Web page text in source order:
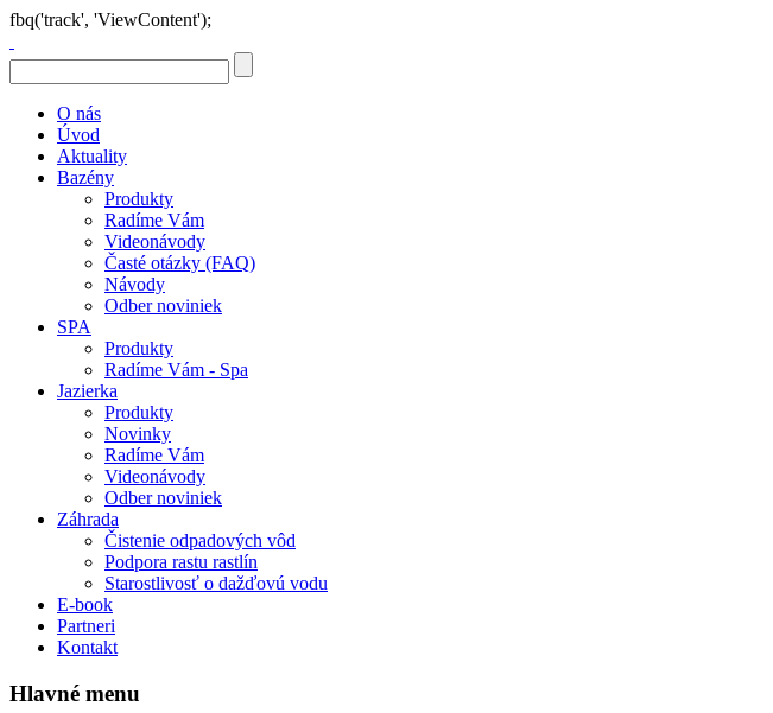
fbq('track', 'ViewContent');
O nás
Úvod
Aktuality
Bazény
Produkty
Radíme Vám
Videonávody
Časté otázky (FAQ)
Návody
Odber noviniek
SPA
Produkty
Radíme Vám - Spa
Jazierka
Produkty
Novinky
Radíme Vám
Videonávody
Odber noviniek
Záhrada
Čistenie odpadových vôd
Podpora rastu rastlín
Starostlivosť o dažďovú vodu
E-book
Partneri
Kontakt
Hlavné menu